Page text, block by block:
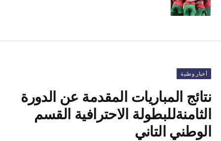
أخبار وطنية
نتائج المباريات المقدمة عن الدورة
الثامنةللبطولة الاحترافية القسم
الوطني التاني